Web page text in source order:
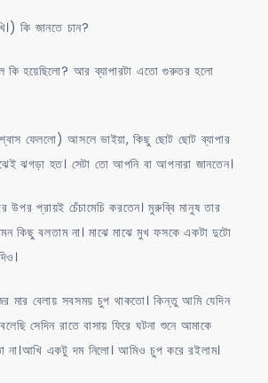
কি জানতে চান?
কি হয়েছিলো? আর ব্যাপারটা এতো গুরুতর হলো
ফেললো) আসলে ভাইয়া, কিছু ছোট ছোট ব্যাপার
ঝগড়া হত। সেটা তো আপনি বা আপনারা জানতেন।
প্রায়ই চেঁচামেচি করতেন। মুরুব্বি মানুষ তার
কিছু বলতাম না। মাঝে মাঝে মুখ ফসকে একটা দুটো
মার বেলায় সবসময় চুপ থাকতো। কিন্তু আমি যেদিন
সেদিন রাতে বাসায় ফিরে ঘটনা শুনে আমাকে
না।আখি একটু দম নিলো। আমিও চুপ করে রইলাম।